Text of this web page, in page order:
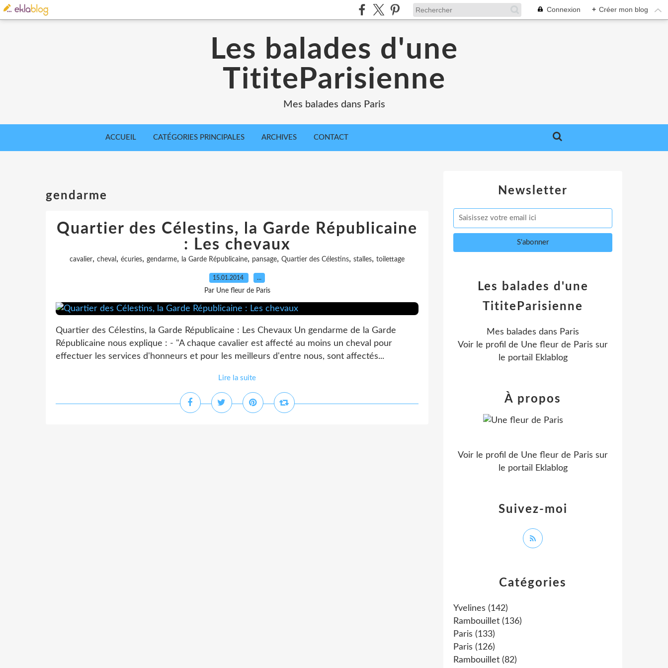
Connexion + Créer mon blog
Les balades d'une
TititeParisienne
Mes balades dans Paris
ACCUEIL CATÉGORIES PRINCIPALES ARCHIVES CONTACT
gendarme
Quartier des Célestins, la Garde Républicaine
: Les chevaux
cavalier, cheval , écuries, gendarme, la Garde Républicaine, pansage, Quartier des Célestins, stalles, toilettage
15.01.2014 …
Par Une fleur de Paris
Quartier des Célestins, la Garde Républicaine : Les Chevaux Un gendarme de la Garde
Républicaine nous explique : - "A chaque cavalier est affecté au moins un cheval pour
effectuer les services d'honneurs et pour les meilleurs d'entre nous, sont affectés...
Lire la suite
Newsletter
Catégories
Yvelines (142)
Rambouillet (136)
Paris (133)
Paris (126)
Rambouillet (82)
Les balades d'une
TititeParisienne
Mes balades dans Paris
Voir le profil de Une fleur de Paris sur
le portail Eklablog
Suivez-moi
À propos
Voir le profil de Une fleur de Paris sur
le portail Eklablog